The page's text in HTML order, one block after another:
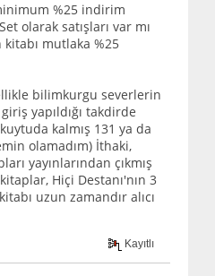
%25 indirim
olarak satışları var mı
mutlaka %25
bilimkurgu severlerin
yapıldığı takdirde
kalmış 131 ya da
olamadım) İthaki,
yayınlarından çıkmış
Hiçi Destanı'nın 3
uzun zamandır alıcı
Kayıtlı